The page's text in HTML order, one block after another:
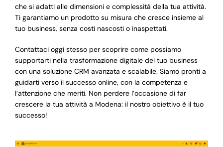
che si adatti alle dimensioni e complessità della tua attività.
Ti garantiamo un prodotto su misura che cresce insieme al
tuo business, senza costi nascosti o inaspettati.
Contattaci oggi stesso per scoprire come possiamo
supportarti nella trasformazione digitale del tuo business
con una soluzione CRM avanzata e scalabile. Siamo pronti a
guidarti verso il successo online, con la competenza e
l’attenzione che meriti. Non perdere l’occasione di far
crescere la tua attività a Modena: il nostro obiettivo è il tuo
successo!